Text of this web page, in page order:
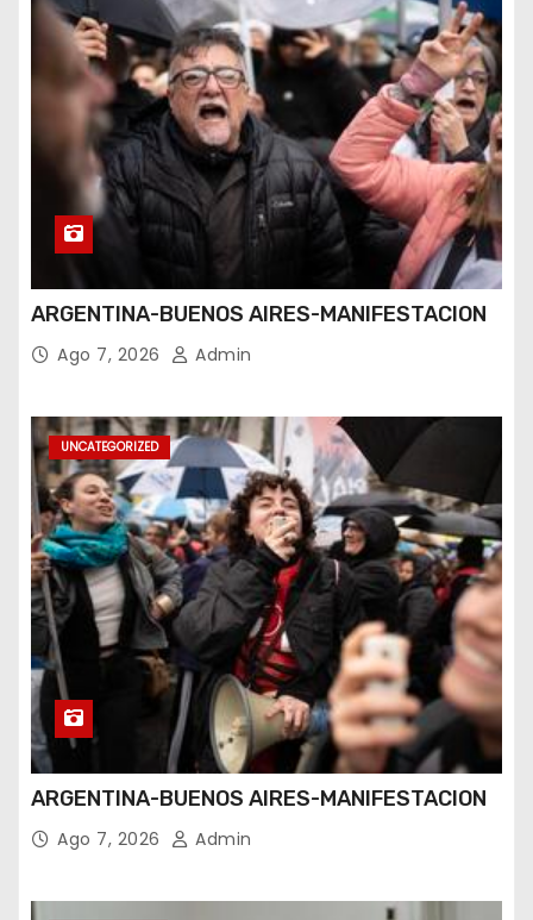
ARGENTINA-BUENOS AIRES-MANIFESTACION
Ago 7, 2026 Admin
UNCATEGORIZED
ARGENTINA-BUENOS AIRES-MANIFESTACION
Ago 7, 2026 Admin